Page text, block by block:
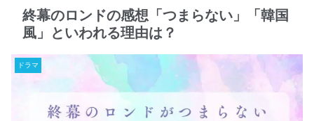
終幕のロンドの感想「つまらない」「韓国
風」といわれる理由は？
ドラマ